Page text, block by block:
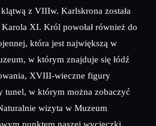
z VIIIw. Karlskrona została
XI. Król powołał również do
która jest największą w
w którym znajduje się łódź
XVIII-wieczne figury
tunel, w którym można zobaczyć
wizyta w Muzeum
punktem naszej wycieczki.